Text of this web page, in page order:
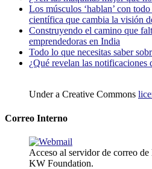
Los músculos ‘hablan’ con
científica que cambia la visión
Construyendo el camino que
emprendedoras en India
Todo lo que necesitas saber
¿Qué revelan las notificaciones
Under a Creative Commons
Correo Interno
Acceso al servidor de correo
KW Foundation.